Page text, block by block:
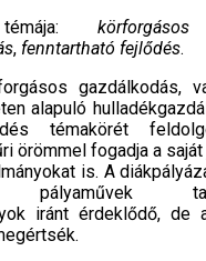
, fenntartható fejlődés.
gazdálkodás,
alapuló
témakörét
örömmel fogadja a
is. A
pályaművek
iránt érdeklődő, de